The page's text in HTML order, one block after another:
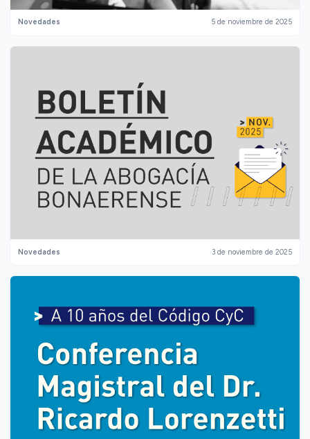
Novedades 5 de noviembre de 2025
Novedades 3 de noviembre de 2025